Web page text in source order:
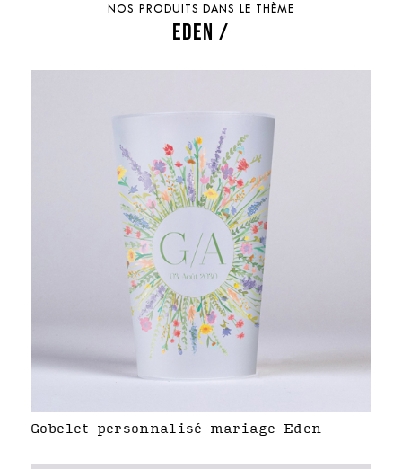
NOS PRODUITS DANS LE THÈME
EDEN /
Gobelet personnalisé mariage Eden